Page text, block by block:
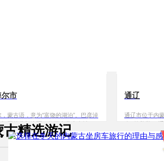
尔市
，蒙古语，意为“富饶的湖泊”。巴彦淖
国的北部边疆，位于内蒙古自治区
平原，东与包头市为邻，西与阿拉
，南隔黄河与伊克昭盟相望，北临大
人民共和国接壤。辖地面积６４４１
，黄河流经巴盟３４５公里，境内
通辽
通辽市位于内
仓” 的美誉 ，
迹和特产。有
区，有亚洲最
有“中华奇石
古精选游记